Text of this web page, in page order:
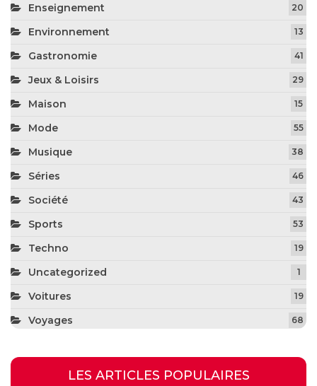
Enseignement 20
Environnement 13
Gastronomie 41
Jeux & Loisirs 29
Maison 15
Mode 55
Musique 38
Séries 46
Société 43
Sports 53
Techno 19
Uncategorized 1
Voitures 19
Voyages 68
LES ARTICLES POPULAIRES